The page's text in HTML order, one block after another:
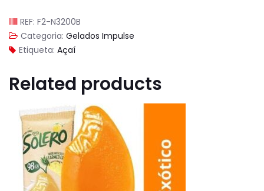
REF: F2-N3200B
Categoria: Gelados Impulse
Etiqueta: Açaí
Related products